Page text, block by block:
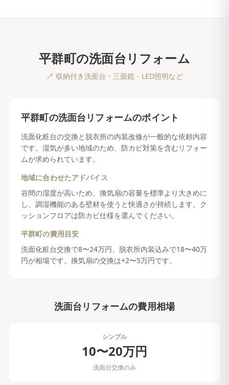
平群町の洗面台リフォーム
🪥 収納付き洗面台・三面鏡・LED照明など
平群町 の洗面台リフォームのポイント
洗面化粧台の交換と脱衣所の内装改修が一般的な依頼内容
です。湿気が多い地域のため、防カビ対策を含むリフォー
ムが求められています。
地域に合わせたアドバイス
谷間の湿度が高いため、換気扇の容量を標準より大きめに
し、調湿機能のある壁材を使うと快適さが持続します。ク
ッションフロアは防カビ仕様を選んでください。
平群町の費用目安
洗面化粧台交換で8〜24万円、脱衣所内装込みで18〜40万
円が相場です。換気扇の交換は+2〜5万円です。
洗面台リフォームの費用相場
シンプル
10〜20万円
洗面台交換のみ